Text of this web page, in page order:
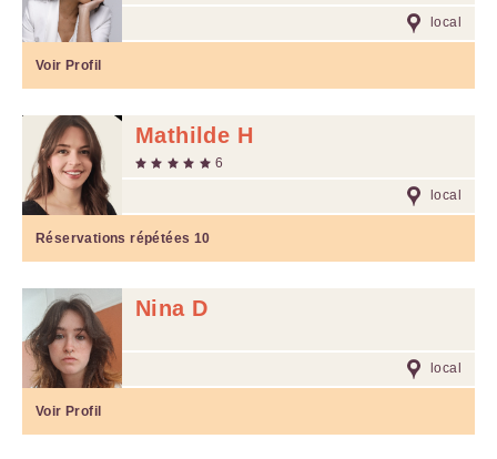
local
Voir Profil
Mathilde H
6
local
Réservations répétées 10
Nina D
local
Voir Profil